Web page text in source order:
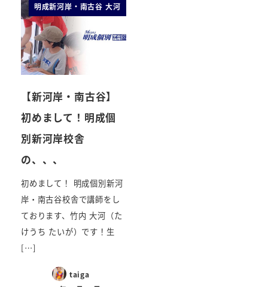
明成新河岸・南古谷 大河
【新河岸・南古谷】
初めまして！明成個
別新河岸校舎
の、、、
初めまして！ 明成個別新河
岸・南古谷校舎で講師をし
ております、竹内 大河（た
けうち たいが）です！生
[…]
taiga